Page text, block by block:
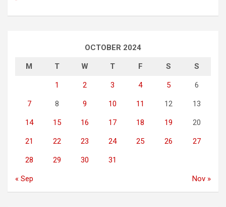
OCTOBER 2024
M T W T F S S
1 2 3 4 5 6
7 8 9 10 11 12 13
14 15 16 17 18 19 20
21 22 23 24 25 26 27
28 29 30 31
« Sep Nov »